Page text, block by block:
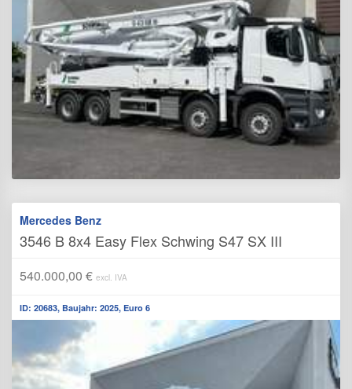
Mercedes Benz
3546 B 8x4 Easy Flex Schwing S47 SX III
540.000,00 € excl. IVA
ID: 20683, Baujahr: 2025, Euro 6